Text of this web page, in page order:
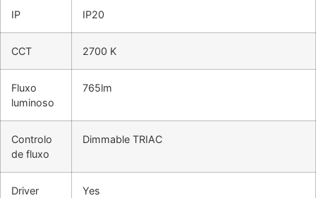
IP IP20
CCT 2700 K
Fluxo
luminoso
765lm
Controlo
de fluxo
Dimmable TRIAC
Driver
Yes